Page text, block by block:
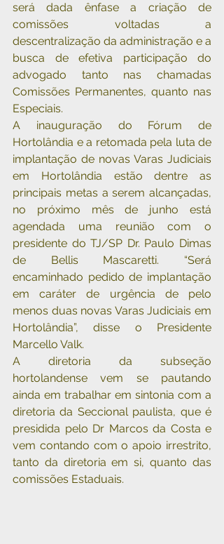
será dada ênfase a criação de
comissões voltadas a
descentralização da administração e a
busca de efetiva participação do
advogado tanto nas chamadas
Comissões Permanentes, quanto nas
Especiais.
A inauguração do Fórum de
Hortolândia e a retomada pela luta de
implantação de novas Varas Judiciais
em Hortolândia estão dentre as
principais metas a serem alcançadas,
no próximo mês de junho está
agendada uma reunião com o
presidente do TJ/SP Dr. Paulo Dimas
de Bellis Mascaretti. “Será
encaminhado pedido de implantação
em caráter de urgência de pelo
menos duas novas Varas Judiciais em
Hortolândia”, disse o Presidente
Marcello Valk.
A diretoria da subseção
hortolandense vem se pautando
ainda em trabalhar em sintonia com a
diretoria da Seccional paulista, que é
presidida pelo Dr Marcos da Costa e
vem contando com o apoio irrestrito,
tanto da diretoria em si, quanto das
comissões Estaduais.